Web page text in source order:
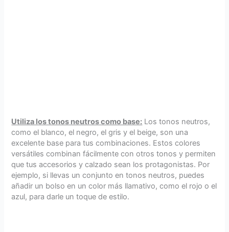
Utiliza los tonos neutros como base: Los tonos neutros,
como el blanco, el negro, el gris y el beige, son una
excelente base para tus combinaciones. Estos colores
versátiles combinan fácilmente con otros tonos y permiten
que tus accesorios y calzado sean los protagonistas. Por
ejemplo, si llevas un conjunto en tonos neutros, puedes
añadir un bolso en un color más llamativo, como el rojo o el
azul, para darle un toque de estilo.